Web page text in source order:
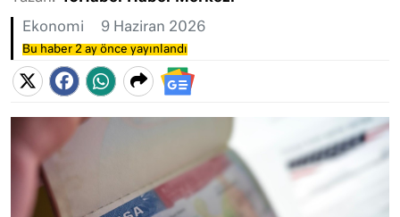
Ekonomi 9 Haziran 2026
Bu haber 2 ay önce yayınlandı